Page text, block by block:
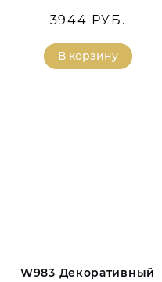
3944 РУБ.
В корзину
W983 Декоративный